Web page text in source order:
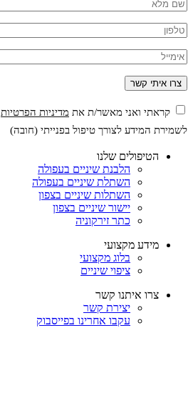
קראתי ואני מאשר/ת את מדיניות הפרטיות
לשמירת המידע לצורך טיפול בפנייתי (חובה)
הטיפולים שלנו
הלבנת שיניים בעפולה
השתלת שיניים בעפולה
השתלות שיניים בצפון
יישור שיניים בצפון
כתר זירקוניה
מידע מקצועי
בלוג מקצועי
ציפוי שיניים
צרו איתנו קשר
יצירת קשר
עקבו אחרינו בפייסבוק